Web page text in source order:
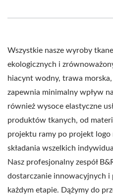
Wszystkie nasze wyroby
ekologicznych i
hiacynt wodny, trawa
zapewnia minimalny wpływ
również wysoce elastyczne
produktów tkanych, od
projektu ramy po projekt logo
składania wszelkich
Nasz profesjonalny zespół
dostarczanie innowacyjnych i
każdym etapie. Dążymy do